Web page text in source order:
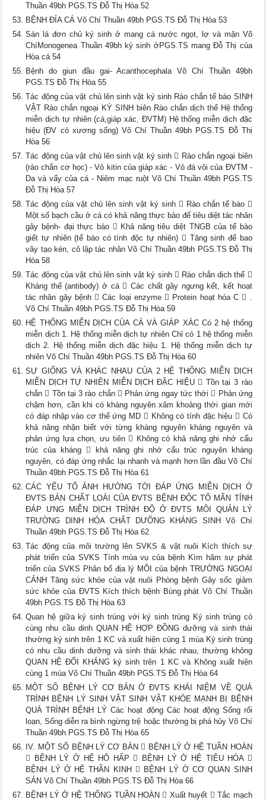
Thuần 49bh PGS.TS Đỗ Thị Hòa 52
BỆNH ĐỈA CÁ Võ Chí Thuần 49bh PGS.TS Đỗ Thị Hòa 53
Sán lá đơn chủ ký sinh ở mang cá nước ngọt, lợ và mặn Võ
ChíMonogenea Thuần 49bh ký sinh ởPGS.TS mang Đỗ Thị của
Hòa cá 54
Bệnh do giun đầu gai- Acanthocephala Võ Chí Thuần 49bh
PGS.TS Đỗ Thị Hòa 55
Tác động của vật chủ lên sinh vật ký sinh Rào chắn tế bào SINH
VẬT Rào chắn ngoại KÝ SINH biên Rào chắn dịch thể Hệ thống
miễn dịch tự nhiên (cá,giáp xác, ĐVTM) Hệ thống miễn dịch đặc
hiệu (ĐV có xương sống) Võ Chí Thuần 49bh PGS.TS Đỗ Thị
Hòa 56
Tác động của vật chủ lên sinh vật ký sinh  Rào chắn ngoại biên
(rào chắn cơ học) - Vỏ kitin của giáp xác - Vỏ đá vôi của ĐVTM -
Da và vẩy của cá - Niêm mạc ruột Võ Chí Thuần 49bh PGS.TS
Đỗ Thị Hòa 57
Tác động của vật chủ lên sinh vật ký sinh  Rào chắn tế bào 
Một số bạch cầu ở cá có khả năng thực bào để tiêu diệt tác nhân
gây bệnh- đại thực bào  Khả năng tiêu diệt TNGB của tế bào
giết tự nhiên (tế bào có tính độc tự nhiên)  Tăng sinh để bao
vây tạo kén, cô lập tác nhân Võ Chí Thuần 49bh PGS.TS Đỗ Thị
Hòa 58
Tác động của vật chủ lên sinh vật ký sinh  Rào chắn dịch thể 
Kháng thể (antibody) ở cá  Các chất gây ngưng kết, kết hoạt
tác nhân gây bệnh  Các loại enzyme  Protein hoạt hóa C  .
Võ Chí Thuần 49bh PGS.TS Đỗ Thị Hòa 59
HỆ THỐNG MIỄN DỊCH CỦA CÁ VÀ GIÁP XÁC Có 2 hệ thống
miễn dịch 1. Hệ thống miễn dịch tự nhiên Chỉ có 1 hệ thống miễn
dịch 2. Hệ thống miễn dịch đặc hiệu 1. Hệ thống miễn dịch tự
nhiên Võ Chí Thuần 49bh PGS.TS Đỗ Thị Hòa 60
SỰ GIỐNG VÀ KHÁC NHAU CỦA 2 HỆ THỐNG MIỄN DỊCH
MIỄN DỊCH TỰ NHIÊN MIỄN DỊCH ĐẶC HIỆU  Tồn tại 3 rào
chắn  Tồn tại 3 rào chắn  Phản ứng ngay tức thời  Phản ứng
chậm hơn, cần khi có kháng nguyên xâm khoảng thời gian mới
có đáp nhập vào cơ thể ứng MD  Không có tính đặc hiệu  Có
khả năng nhận biết với từng kháng nguyên kháng nguyên và
phản ứng lựa chọn, ưu tiên  Không có khả năng ghi nhớ cấu
trúc của kháng  khả năng ghi nhớ cấu trúc nguyên kháng
nguyên, có đáp ứng nhắc lại nhanh và mạnh hơn lần đầu Võ Chí
Thuần 49bh PGS.TS Đỗ Thị Hòa 61
CÁC YẾU TỐ ẢNH HƯỞNG TỚI ĐÁP ỨNG MIỄN DỊCH Ở
ĐVTS BẢN CHẤT LOÀI CỦA ĐVTS BỆNH ĐỘC TỐ MÃN TÍNH
ĐÁP ƯNG MiỄN DỊCH TRÌNH ĐỘ Ở ĐVTS MÔI QUẢN LÝ
TRƯỜNG DINH HÓA CHẤT DƯỠNG KHÁNG SINH Võ Chí
Thuần 49bh PGS.TS Đỗ Thị Hòa 62
Tác động của môi trường lên SVKS & vật nuôi Kích thích sự
phát triển của SVKS Tính mùa vụ của bệnh Kìm hãm sự phát
triển của SVKS Phân bố địa lý MÔI của bệnh TRƯỜNG NGOẠI
CẢNH Tăng sức khỏe của vật nuôi Phòng bệnh Gây sốc giảm
sức khỏe của ĐVTS Kích thích bệnh Bùng phát Võ Chí Thuần
49bh PGS.TS Đỗ Thị Hòa 63
Quan hệ giữa ký sinh trùng với ký sinh trùng Ký sinh trùng có
cùng nhu cầu dinh QUAN HỆ HỢP ĐỒNG dưỡng và sinh thái
thường ký sinh trên 1 KC và xuất hiện cùng 1 mùa Ký sinh trùng
có nhu cầu dinh dưỡng và sinh thái khác nhau, thường không
QUAN HỆ ĐỐI KHÁNG ký sinh trên 1 KC và Không xuất hiện
cùng 1 mùa Võ Chí Thuần 49bh PGS.TS Đỗ Thị Hòa 64
MỘT SỐ BỆNH LÝ CƠ BẢN Ở ĐVTS KHÁI NIỆM VỀ QUÁ
TRÌNH BỆNH LÝ SINH VẬT SINH VẬT KHỎE MẠNH BỊ BỆNH
QUÁ TRÌNH BỆNH LÝ Các hoạt động Các hoạt động Sống rối
loạn, Sống diễn ra bình ngừng trệ hoặc thường bị phá hủy Võ Chí
Thuần 49bh PGS.TS Đỗ Thị Hòa 65
IV. MỘT SỐ BỆNH LÝ CƠ BẢN  BỆNH LÝ Ở HỆ TUẦN HOÀN
 BỆNH LÝ Ở HỆ HÔ HẤP  BỆNH LÝ Ở HỆ TIÊU HÓA 
BỆNH LÝ Ở HỆ THẦN KINH  BỆNH LÝ Ở CƠ QUAN SINH
SẢN Võ Chí Thuần 49bh PGS.TS Đỗ Thị Hòa 66
BỆNH LÝ Ở HỆ THỐNG TUẦN HOÀN  Xuất huyết  Tắc mạch